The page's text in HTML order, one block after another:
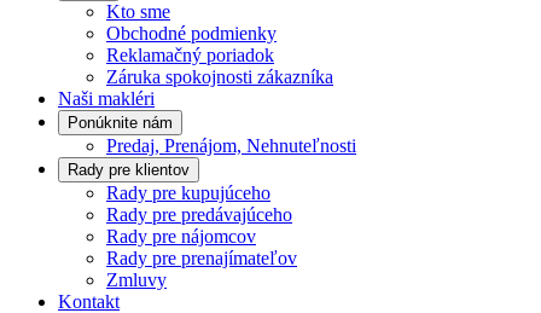
Kto sme
Obchodné podmienky
Reklamačný poriadok
Záruka spokojnosti zákazníka
Naši makléri
Ponúknite nám
Predaj, Prenájom, Nehnuteľnosti
Rady pre klientov
Rady pre kupujúceho
Rady pre predávajúceho
Rady pre nájomcov
Rady pre prenajímateľov
Zmluvy
Kontakt